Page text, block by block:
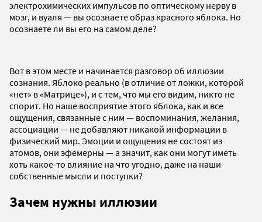
электрохимических импульсов по оптическому нерву в
мозг, и вуаля — вы осознаете образ красного яблока. Но
осознаете ли вы его на самом деле?
Вот в этом месте и начинается разговор об иллюзии
сознания. Яблоко реально (в отличие от ложки, которой
«нет» в «Матрице»), и с тем, что мы его видим, никто не
спорит. Но наше восприятие этого яблока, как и все
ощущения, связанные с ним — воспоминания, желания,
ассоциации — не добавляют никакой информации в
физический мир. Эмоции и ощущения не состоят из
атомов, они эфемерны — а значит, как они могут иметь
хоть какое-то влияние на что угодно, даже на наши
собственные мысли и поступки?
Зачем нужны иллюзии